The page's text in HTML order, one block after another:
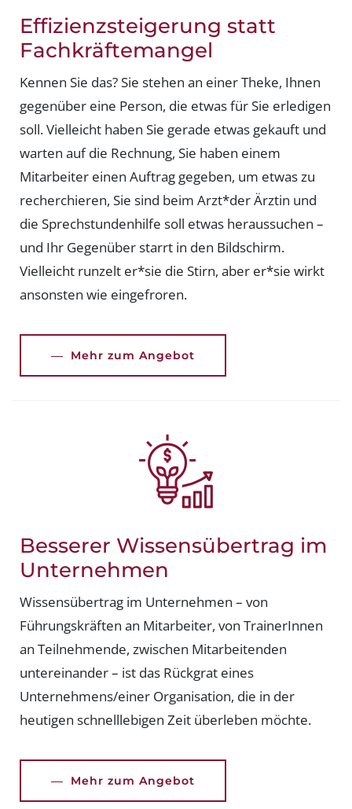
Effizienzsteigerung statt
Fachkräftemangel
Kennen Sie das? Sie stehen an einer Theke, Ihnen
gegenüber eine Person, die etwas für Sie erledigen
soll. Vielleicht haben Sie gerade etwas gekauft und
warten auf die Rechnung, Sie haben einem
Mitarbeiter einen Auftrag gegeben, um etwas zu
recherchieren, Sie sind beim Arzt*der Ärztin und
die Sprechstundenhilfe soll etwas heraussuchen –
und Ihr Gegenüber starrt in den Bildschirm.
Vielleicht runzelt er*sie die Stirn, aber er*sie wirkt
ansonsten wie eingefroren.
Mehr zum Angebot
Besserer Wissensübertrag im
Unternehmen
Wissensübertrag im Unternehmen – von
Führungskräften an Mitarbeiter, von TrainerInnen
an Teilnehmende, zwischen Mitarbeitenden
untereinander – ist das Rückgrat eines
Unternehmens/einer Organisation, die in der
heutigen schnelllebigen Zeit überleben möchte.
Mehr zum Angebot